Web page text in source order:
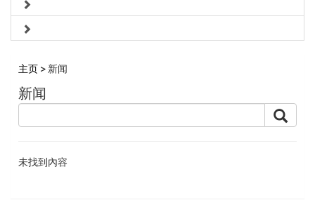
主页> 新闻
新闻
未找到內容